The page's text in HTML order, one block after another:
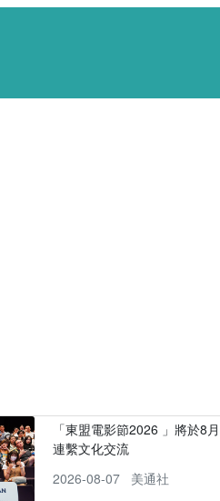
「東盟電影節2026 」將於8
連繫文化交流
2026-08-07
美通社